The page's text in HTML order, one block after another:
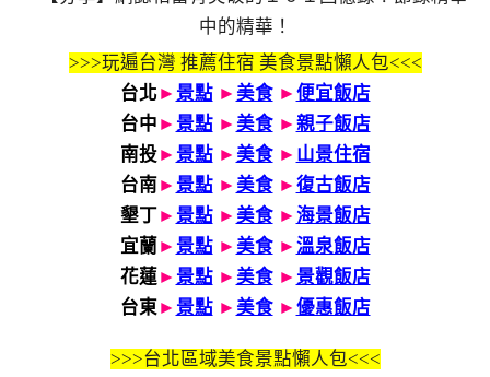
>>>玩遍台灣 推薦住宿 美食景點懶人包<<<
台北 ► 景點 ► 美食► 便宜飯店
台中 ► 景點 ► 美食► 親子飯店
南投► 景點 ► 美食► 山景住宿
台南► 景點 ► 美食► 復古飯店
墾丁► 景點 ► 美食► 海景飯店
宜蘭 ► 景點 ► 美食► 溫泉飯店
花蓮► 景點 ► 美食► 景觀飯店
台東► 景點 ► 美食► 優惠飯店
>>>台北區域美食景點懶人包<<<